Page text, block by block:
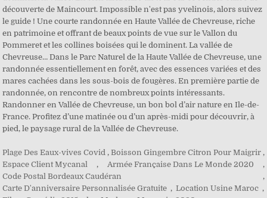
Plage Des Eaux-vives Covid , Boisson Gingembre Citron Pour Maigrir ,
Espace Client Mycanal
, Armée Française Dans Le Monde 2020
,
Code Postal Bordeaux Caudéran
,
Carte D'anniversaire Personnalisée Gratuite , Location Usine Maroc ,